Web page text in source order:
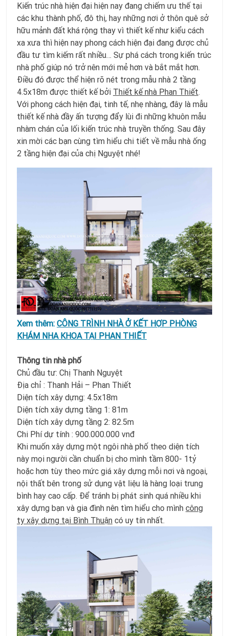
Kiến trúc nhà hiện đại hiện nay đang chiếm ưu thế tại
các khu thành phố, đô thị, hay những nơi ở thôn quê sở
hữu mảnh đất khá rộng thay vì thiết kế như kiểu cách
xa xưa thì hiện nay phong cách hiện đại đang được chủ
đầu tư tìm kiếm rất nhiều… Sự phá cách trong kiến trúc
nhà phố giúp nó trở nên mới mẻ hơn và bắt mắt hơn.
Điều đó được thể hiện rõ nét trong mẫu nhà 2 tầng
4.5x18m được thiết kế bởi Thiết kế nhà Phan Thiết.
Với phong cách hiện đại, tinh tế, nhẹ nhàng, đây là mẫu
thiết kế nhà đầy ấn tượng đẩy lùi đi những khuôn mẫu
nhàm chán của lối kiến trúc nhà truyền thống. Sau đây
xin mời các bạn cùng tìm hiểu chi tiết về mẫu nhà ống
2 tầng hiện đại của chị Nguyệt nhé!
Xem thêm: CÔNG TRÌNH NHÀ Ở KẾT HỢP PHÒNG
KHÁM NHA KHOA TẠI PHAN THIẾT
Thông tin nhà phố
Chủ đầu tư: Chị Thanh Nguyệt
Địa chỉ : Thanh Hải – Phan Thiết
Diện tích xây dựng: 4.5x18m
Diện tích xây dựng tầng 1: 81m
Diện tích xây dựng tầng 2: 82.5m
Chi Phí dự tính : 900.000.000 vnđ
Khi muốn xây dựng một ngôi nhà phố theo diện tích
này mọi người cần chuẩn bị cho mình tầm 800- 1tỷ
hoặc hơn tùy theo mức giá xây dựng mỗi nơi và ngoại,
nội thất bên trong sử dụng vật liệu là hàng loại trung
bình hay cao cấp. Để tránh bị phát sinh quá nhiều khi
xây dựng bạn và gia đình nên tìm hiểu cho mình công
ty xây dựng tại Bình Thuận có uy tín nhất.